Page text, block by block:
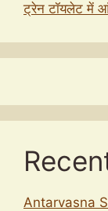
ट्रेन टॉयलेट में
Antarvasna